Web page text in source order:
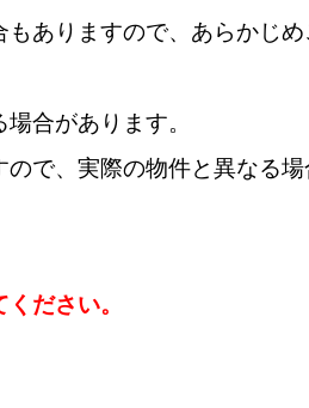
ありますので、あらかじめ
合があります。
で、実際の物件と異なる場
ださい。